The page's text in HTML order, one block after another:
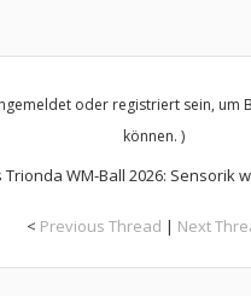
oder registriert sein, um
können. )
Trionda WM-Ball 2026: Sensorik
< Previous Thread | Next